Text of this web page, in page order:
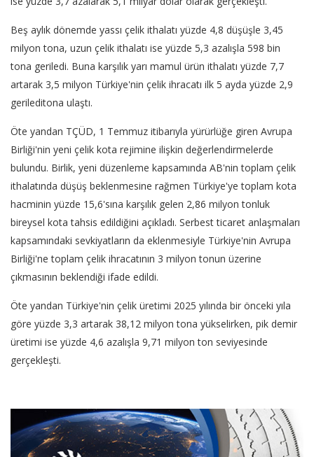
Beş aylık dönemde yassı çelik ithalatı yüzde 4,8 düşüşle 3,45
milyon tona, uzun çelik ithalatı ise yüzde 5,3 azalışla 598 bin
tona geriledi. Buna karşılık yarı mamul ürün ithalatı yüzde 7,7
artarak 3,5 milyon Türkiye'nin çelik ihracatı ilk 5 ayda yüzde 2,9
gerileditona ulaştı.
Öte yandan TÇÜD, 1 Temmuz itibarıyla yürürlüğe giren Avrupa
Birliği'nin yeni çelik kota rejimine ilişkin değerlendirmelerde
bulundu. Birlik, yeni düzenleme kapsamında AB'nin toplam çelik
ithalatında düşüş beklenmesine rağmen Türkiye'ye toplam kota
hacminin yüzde 15,6'sına karşılık gelen 2,86 milyon tonluk
bireysel kota tahsis edildiğini açıkladı. Serbest ticaret anlaşmaları
kapsamındaki sevkiyatların da eklenmesiyle Türkiye'nin Avrupa
Birliği'ne toplam çelik ihracatının 3 milyon tonun üzerine
çıkmasının beklendiği ifade edildi.
Öte yandan Türkiye'nin çelik üretimi 2025 yılında bir önceki yıla
göre yüzde 3,3 artarak 38,12 milyon tona yükselirken, pik demir
üretimi ise yüzde 4,6 azalışla 9,71 milyon ton seviyesinde
gerçekleşti.